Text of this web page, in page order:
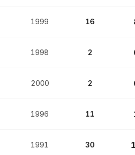
1999 16
1998 2
2000 2
1996 11
1991 30